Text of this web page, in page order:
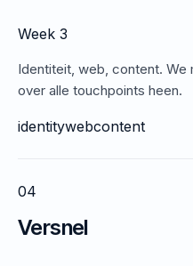
Week 3
Identiteit, web, content.
over alle touchpoints heen.
identitywebcontent
04
Versnel